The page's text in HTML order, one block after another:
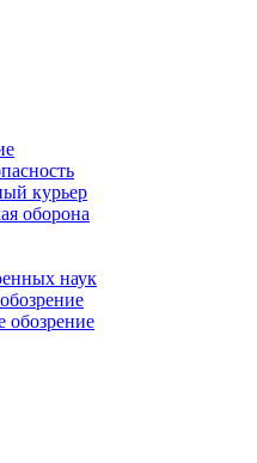
курьер
оборона
наук
обозрение